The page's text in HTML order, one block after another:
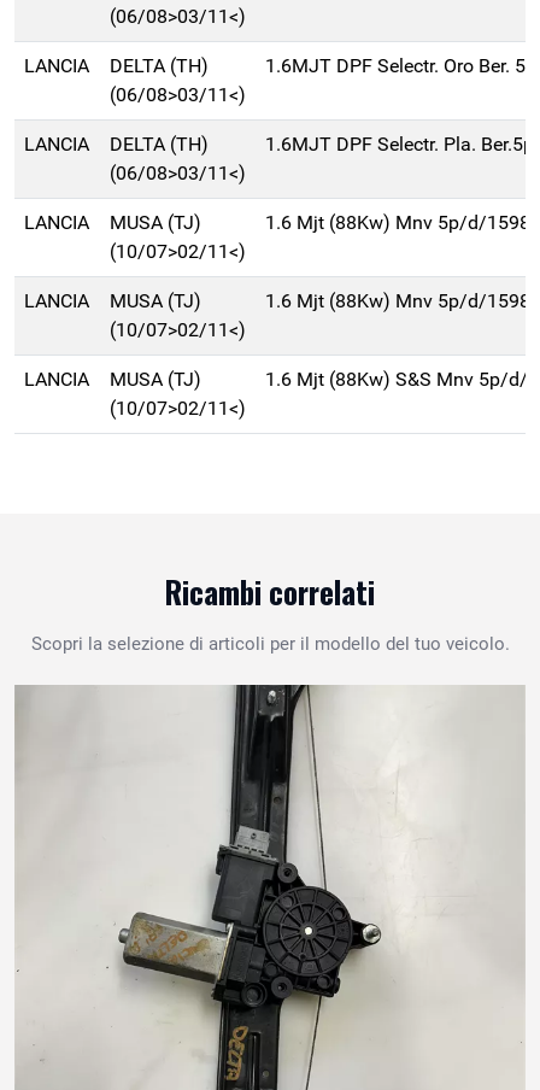
(06/08>03/11<)
LANCIA
DELTA (TH)
(06/08>03/11<)
1.6MJT DPF Selectr. Oro Ber.
LANCIA
DELTA (TH)
(06/08>03/11<)
1.6MJT DPF Selectr. Pla.
LANCIA
MUSA (TJ)
(10/07>02/11<)
1.6 Mjt (88Kw) Mnv 5p/d/
LANCIA
MUSA (TJ)
(10/07>02/11<)
1.6 Mjt (88Kw) Mnv 5p/d/
LANCIA
MUSA (TJ)
(10/07>02/11<)
1.6 Mjt (88Kw) S&S Mnv 5p/d/
Ricambi correlati
Scopri la selezione di articoli per il modello del tuo veicolo.